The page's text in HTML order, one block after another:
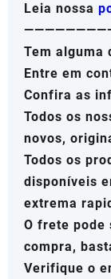
Leia nossa
Tem alguma
Entre em
Confira as
Todos os
novos,
Todos os
disponíveis
extrema
O frete pode
compra,
Verifique o